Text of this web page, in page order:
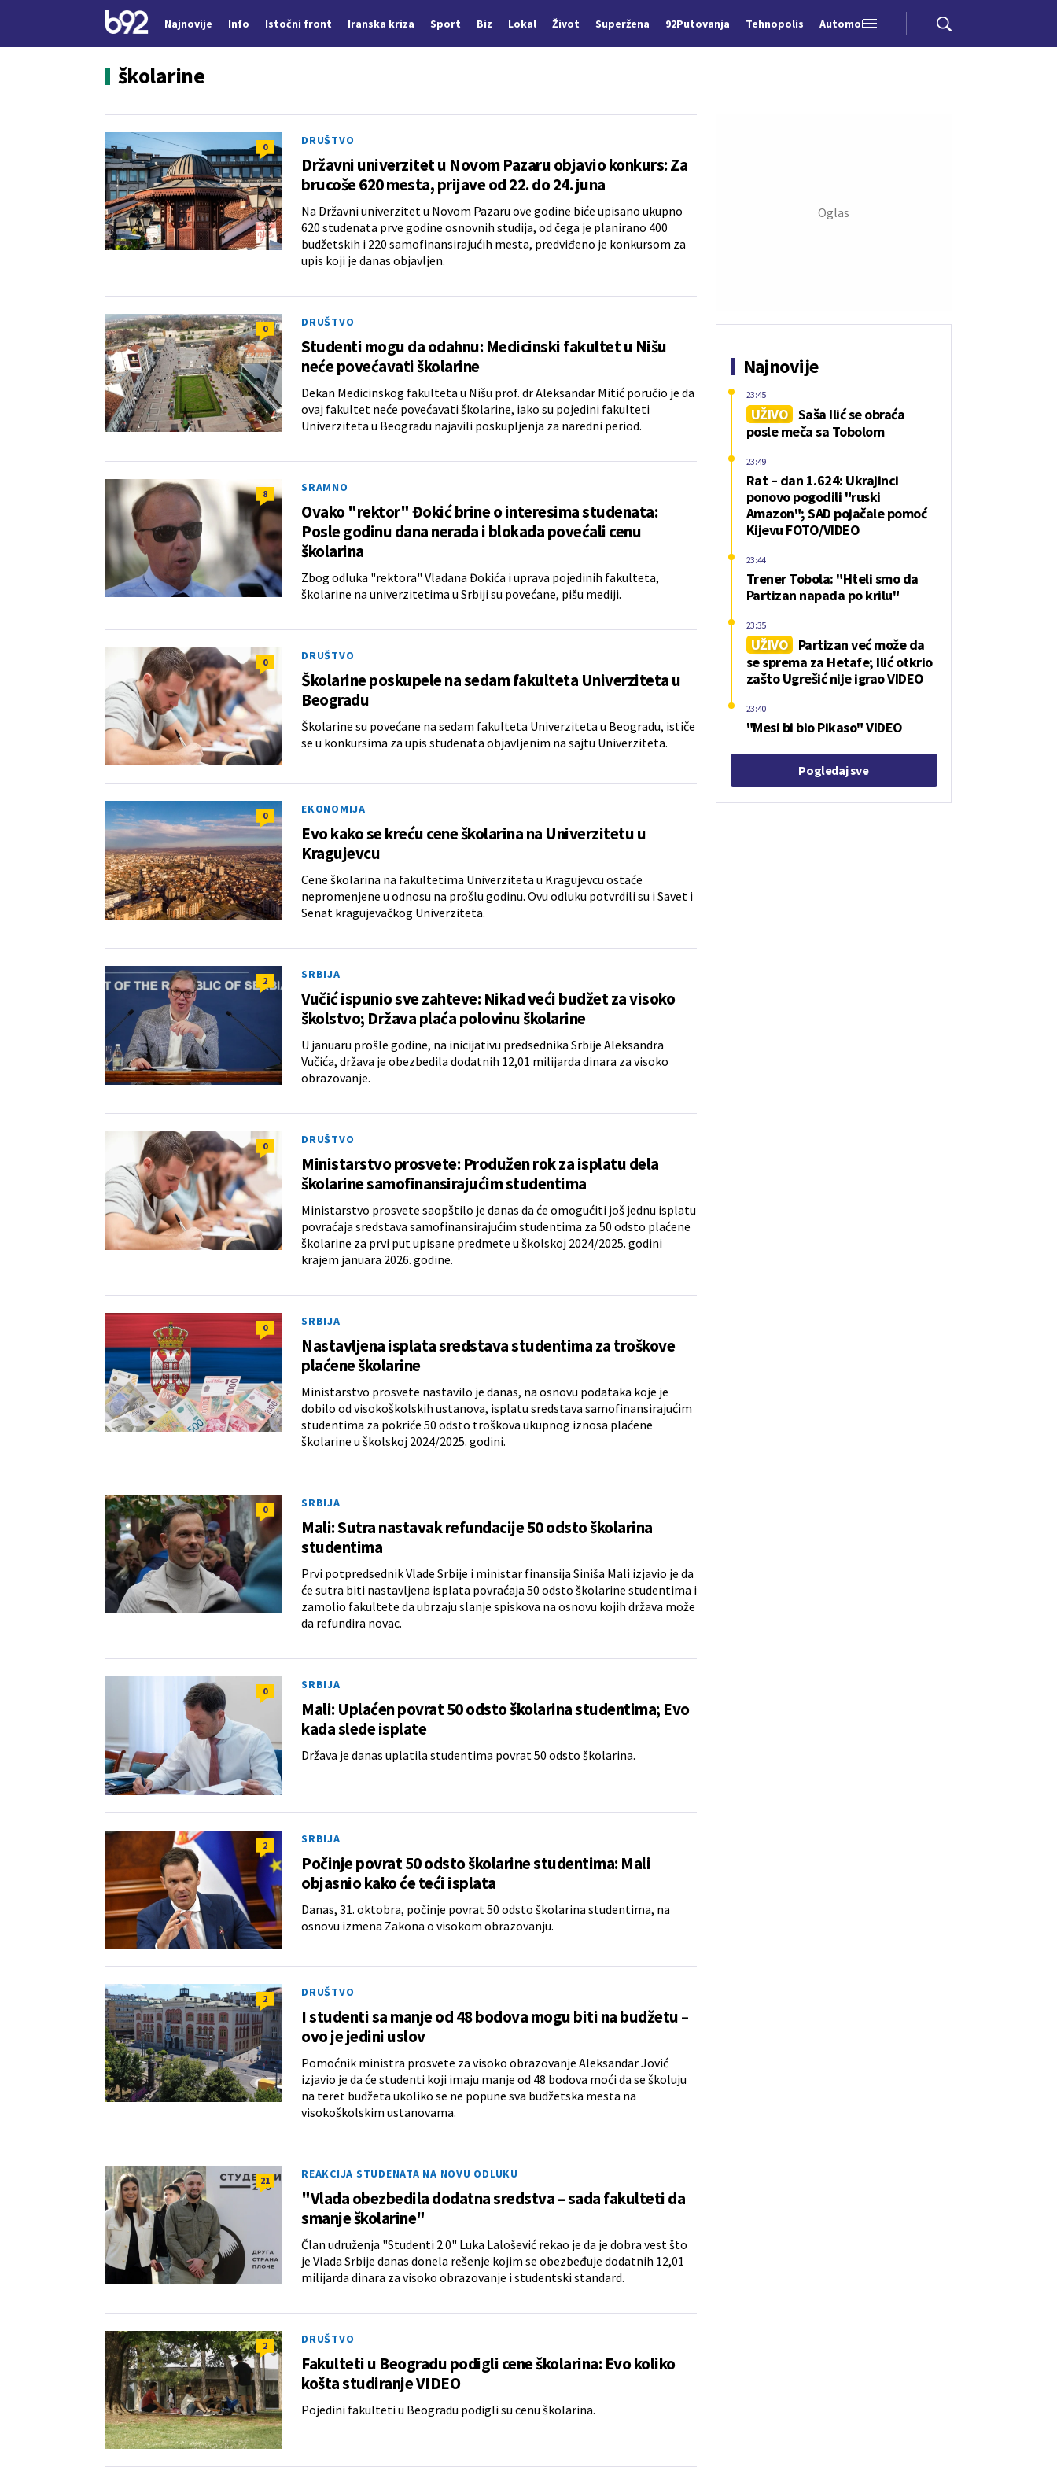
Najnovije Info Istočni front Iranska kriza Sport Biz Lokal Život Superžena 92Putovanja Tehnopolis Automobili
školarine
0 DRUŠTVO
Državni univerzitet u Novom Pazaru objavio konkurs: Za
brucoše 620 mesta, prijave od 22. do 24. juna
Na Državni univerzitet u Novom Pazaru ove godine biće upisano ukupno
620 studenata prve godine osnovnih studija, od čega je planirano 400
budžetskih i 220 samofinansirajućih mesta, predviđeno je konkursom za
upis koji je danas objavljen.
0 DRUŠTVO
Studenti mogu da odahnu: Medicinski fakultet u Nišu
neće povećavati školarine
Dekan Medicinskog fakulteta u Nišu prof. dr Aleksandar Mitić poručio je da
ovaj fakultet neće povećavati školarine, iako su pojedini fakulteti
Univerziteta u Beogradu najavili poskupljenja za naredni period.
8 SRAMNO
Ovako "rektor" Đokić brine o interesima studenata:
Posle godinu dana nerada i blokada povećali cenu
školarina
Zbog odluka "rektora" Vladana Đokića i uprava pojedinih fakulteta,
školarine na univerzitetima u Srbiji su povećane, pišu mediji.
0 DRUŠTVO
Školarine poskupele na sedam fakulteta Univerziteta u
Beogradu
Školarine su povećane na sedam fakulteta Univerziteta u Beogradu, ističe
se u konkursima za upis studenata objavljenim na sajtu Univerziteta.
0 EKONOMIJA
Evo kako se kreću cene školarina na Univerzitetu u
Kragujevcu
Cene školarina na fakultetima Univerziteta u Kragujevcu ostaće
nepromenjene u odnosu na prošlu godinu. Ovu odluku potvrdili su i Savet i
Senat kragujevačkog Univerziteta.
2 SRBIJA
Vučić ispunio sve zahteve: Nikad veći budžet za visoko
školstvo; Država plaća polovinu školarine
U januaru prošle godine, na inicijativu predsednika Srbije Aleksandra
Vučića, država je obezbedila dodatnih 12,01 milijarda dinara za visoko
obrazovanje.
0 DRUŠTVO
Ministarstvo prosvete: Produžen rok za isplatu dela
školarine samofinansirajućim studentima
Ministarstvo prosvete saopštilo je danas da će omogućiti još jednu isplatu
povraćaja sredstava samofinansirajućim studentima za 50 odsto plaćene
školarine za prvi put upisane predmete u školskoj 2024/2025. godini
krajem januara 2026. godine.
0 SRBIJA
Nastavljena isplata sredstava studentima za troškove
plaćene školarine
Ministarstvo prosvete nastavilo je danas, na osnovu podataka koje je
dobilo od visokoškolskih ustanova, isplatu sredstava samofinansirajućim
studentima za pokriće 50 odsto troškova ukupnog iznosa plaćene
školarine u školskoj 2024/2025. godini.
0 SRBIJA
Mali: Sutra nastavak refundacije 50 odsto školarina
studentima
Prvi potpredsednik Vlade Srbije i ministar finansija Siniša Mali izjavio je da
će sutra biti nastavljena isplata povraćaja 50 odsto školarine studentima i
zamolio fakultete da ubrzaju slanje spiskova na osnovu kojih država može
da refundira novac.
0 SRBIJA
Mali: Uplaćen povrat 50 odsto školarina studentima; Evo
kada slede isplate
Država je danas uplatila studentima povrat 50 odsto školarina.
2 SRBIJA
Počinje povrat 50 odsto školarine studentima: Mali
objasnio kako će teći isplata
Danas, 31. oktobra, počinje povrat 50 odsto školarina studentima, na
osnovu izmena Zakona o visokom obrazovanju.
2 DRUŠTVO
I studenti sa manje od 48 bodova mogu biti na budžetu –
ovo je jedini uslov
Pomoćnik ministra prosvete za visoko obrazovanje Aleksandar Jović
izjavio je da će studenti koji imaju manje od 48 bodova moći da se školuju
na teret budžeta ukoliko se ne popune sva budžetska mesta na
visokoškolskim ustanovama.
21 REAKCIJA STUDENATA NA NOVU ODLUKU
"Vlada obezbedila dodatna sredstva – sada fakulteti da
smanje školarine"
Član udruženja "Studenti 2.0" Luka Lalošević rekao je da je dobra vest što
je Vlada Srbije danas donela rešenje kojim se obezbeđuje dodatnih 12,01
milijarda dinara za visoko obrazovanje i studentski standard.
2 DRUŠTVO
Fakulteti u Beogradu podigli cene školarina: Evo koliko
košta studiranje VIDEO
Pojedini fakulteti u Beogradu podigli su cenu školarina.
Najnovije
UŽIVO Saša Ilić se obraća
posle meča sa Tobolom
23:45
Rat – dan 1.624: Ukrajinci
ponovo pogodili "ruski
Amazon"; SAD pojačale pomoć
Kijevu FOTO/VIDEO
23:49
Trener Tobola: "Hteli smo da
Partizan napada po krilu"
23:44
UŽIVO
Partizan već može da
se sprema za Hetafe; Ilić otkrio
zašto Ugrešić nije igrao VIDEO
23:35
"Mesi bi bio Pikaso" VIDEO
23:40
Pogledaj sve